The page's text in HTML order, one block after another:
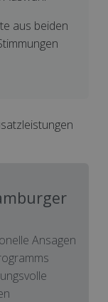
aus beiden
Ansagen